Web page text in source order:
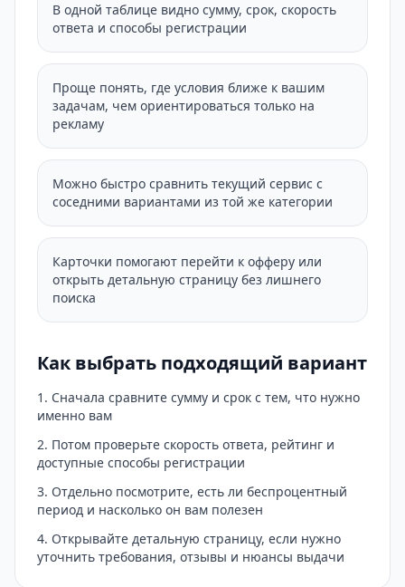
В одной таблице видно сумму, срок, скорость
ответа и способы регистрации
Проще понять, где условия ближе к вашим
задачам, чем ориентироваться только на
рекламу
Можно быстро сравнить текущий сервис с
соседними вариантами из той же категории
Карточки помогают перейти к офферу или
открыть детальную страницу без лишнего
поиска
Как выбрать подходящий вариант
Сначала сравните сумму и срок с тем, что нужно
именно вам
Потом проверьте скорость ответа, рейтинг и
доступные способы регистрации
Отдельно посмотрите, есть ли беспроцентный
период и насколько он вам полезен
Открывайте детальную страницу, если нужно
уточнить требования, отзывы и нюансы выдачи